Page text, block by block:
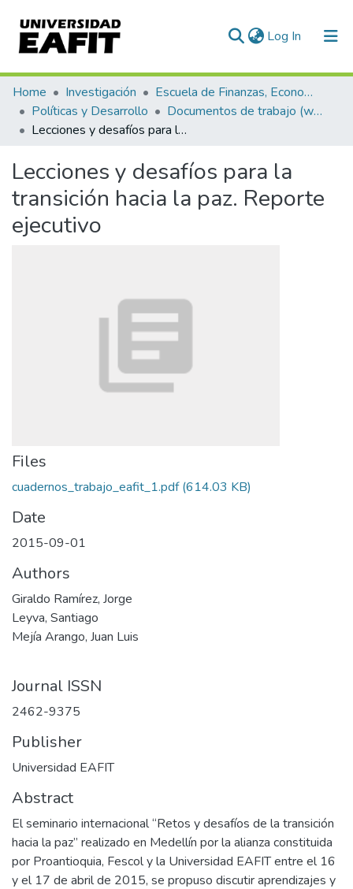
Log In (current)
Communities & Collections
All of DSpace
Home Investigación
Escuela de Finanzas, Economía y Gobierno
Políticas y Desarrollo
Documentos de trabajo (working papers)
Lecciones y desafíos para la transición hacia la paz. Reporte ejecutivo
Lecciones y desafíos para la
transición hacia la paz. Reporte
ejecutivo
Files
cuadernos_trabajo_eafit_1.pdf(614.03 KB)
Date
2015-09-01
Authors
Giraldo Ramírez, Jorge
Leyva, Santiago
Mejía Arango, Juan Luis
Journal ISSN
2462-9375
Publisher
Universidad EAFIT
Abstract
El seminario internacional “Retos y desafíos de la transición
hacia la paz” realizado en Medellín por la alianza constituida
por Proantioquia, Fescol y la Universidad EAFIT entre el 16
y el 17 de abril de 2015, se propuso discutir aprendizajes y